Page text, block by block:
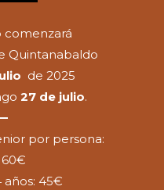
Quintanabaldo
de 2025
27 de julio.
por persona:
años: 45€